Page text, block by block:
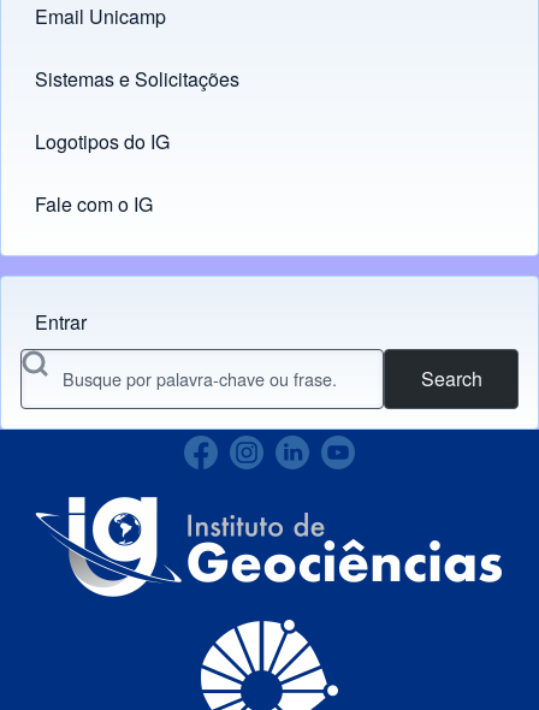
Links
Email Unicamp
(opens in new tab)
Sistemas e Solicitações
(opens in new tab)
Logotipos do IG
(opens in new tab)
Fale com o IG
Menu do usuário
Entrar
Search